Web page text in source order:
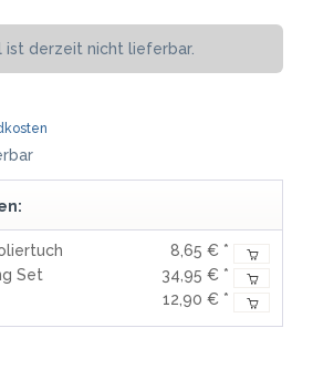
ist derzeit nicht lieferbar.
8,65 € *
Set
34,95 € *
12,90 € *